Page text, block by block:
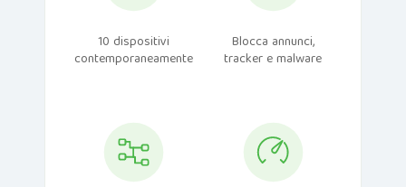
10 dispositivi
contemporaneamente
Blocca annunci,
tracker e malware